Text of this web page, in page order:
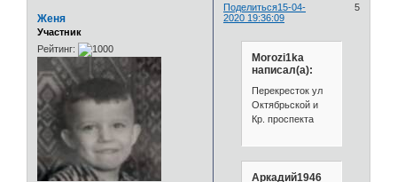
Поделиться 5
15-04-
2020 19:36:09
Женя
Участник
Рейтинг:
Morozi1ka
написал(а):
Перекресток ул
Октябрьской и
Кр. проспекта
Аркадий1946